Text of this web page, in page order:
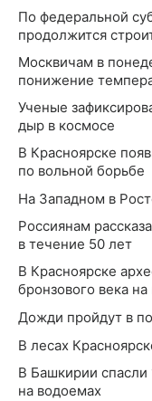
По федеральной
продолжится
Москвичам в
понижение
Ученые
дыр в космосе
В Красноярске
по вольной борьбе
На Западном в
Россиянам
в течение 50 лет
В Красноярске
бронзового века
Дожди пройдут в
В лесах
В Башкирии спасли
на водоемах